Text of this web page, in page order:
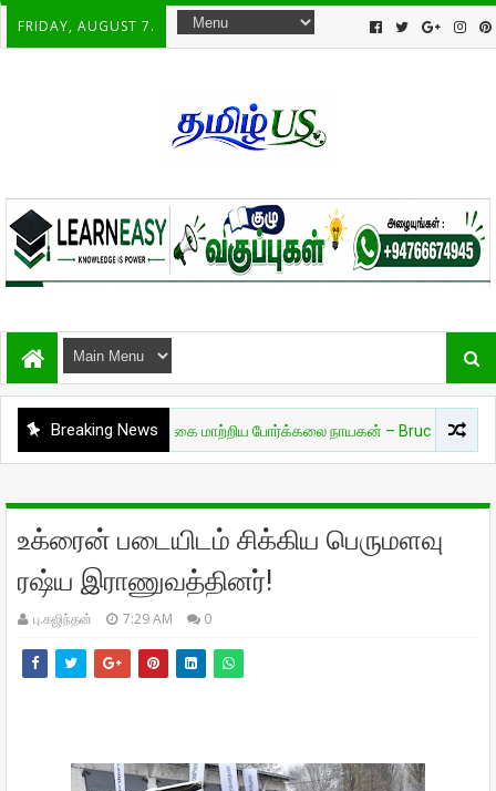
FRIDAY, AUGUST 7.
Breaking News
சுவாரசியம் 🔥 உலகை மாற்றிய போர்க்கலை நாயகன் – Bruce Lee 🔥
உக்ரைன் படையிடம் சிக்கிய பெருமளவு
ரஷ்ய இராணுவத்தினர்!
பு.கஜிந்தன் 7:29 AM 0